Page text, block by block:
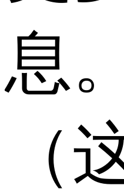
息。
（